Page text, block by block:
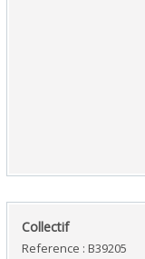
‎Collectif‎
Reference : B39205